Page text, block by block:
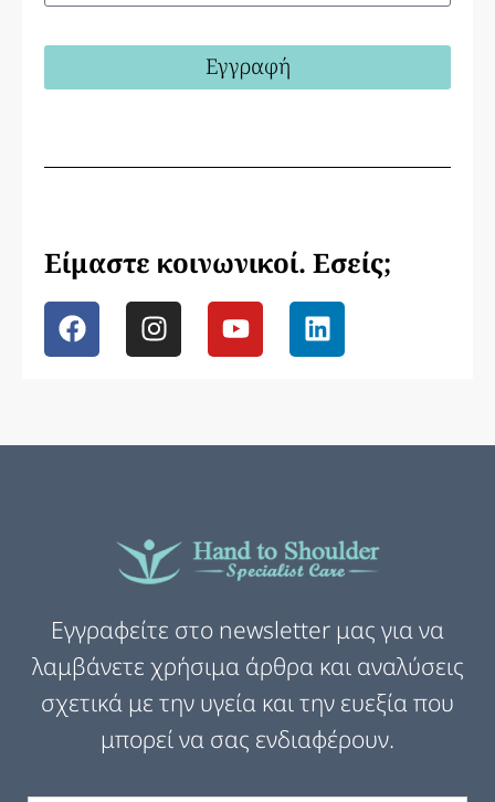
Εγγραφή
Είμαστε κοινωνικοί. Εσείς;
Εγγραφείτε στο newsletter μας για να
λαμβάνετε χρήσιμα άρθρα και αναλύσεις
σχετικά με την υγεία και την ευεξία που
μπορεί να σας ενδιαφέρουν.